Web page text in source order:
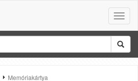
Toggle
Memóriakártya